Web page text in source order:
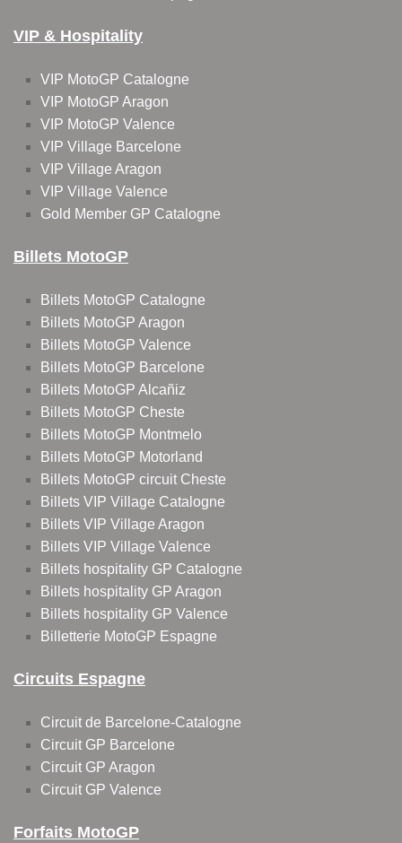
VIP & Hospitality
VIP MotoGP Catalogne
VIP MotoGP Aragon
VIP MotoGP Valence
VIP Village Barcelone
VIP Village Aragon
VIP Village Valence
Gold Member GP Catalogne
Billets MotoGP
Billets MotoGP Catalogne
Billets MotoGP Aragon
Billets MotoGP Valence
Billets MotoGP Barcelone
Billets MotoGP Alcañiz
Billets MotoGP Cheste
Billets MotoGP Montmelo
Billets MotoGP Motorland
Billets MotoGP circuit Cheste
Billets VIP Village Catalogne
Billets VIP Village Aragon
Billets VIP Village Valence
Billets hospitality GP Catalogne
Billets hospitality GP Aragon
Billets hospitality GP Valence
Billetterie MotoGP Espagne
Circuits Espagne
Circuit de Barcelone-Catalogne
Circuit GP Barcelone
Circuit GP Aragon
Circuit GP Valence
Forfaits MotoGP